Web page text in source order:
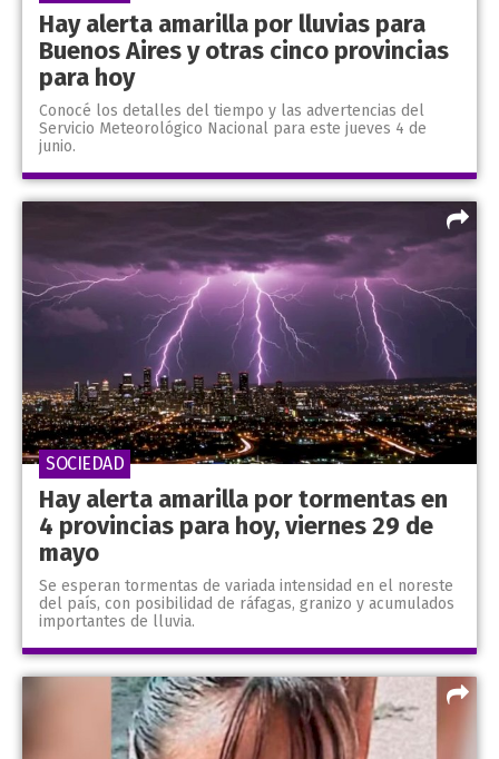
Hay alerta amarilla por lluvias para
Buenos Aires y otras cinco provincias
para hoy
Conocé los detalles del tiempo y las advertencias del
Servicio Meteorológico Nacional para este jueves 4 de
junio.
Hay alerta amarilla por tormentas en
4 provincias para hoy, viernes 29 de
mayo
Se esperan tormentas de variada intensidad en el noreste
del país, con posibilidad de ráfagas, granizo y acumulados
importantes de lluvia.
SOCIEDAD